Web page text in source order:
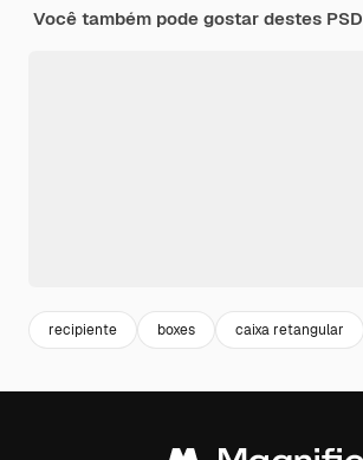
Você também pode gostar destes PSD
recipiente boxes caixa retangular